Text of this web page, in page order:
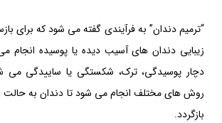
“ترمیم دندان” به فرآیندی گفته می شود که برای
زیبایی دندان های آسیب دیده یا پوسیده انجام
دچار پوسیدگی، ترک، شکستگی یا ساییدگی می
روش های مختلف انجام می شود تا دندان به حالت
بازگردد.